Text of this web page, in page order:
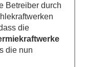
Betreiber durch
die
die nun